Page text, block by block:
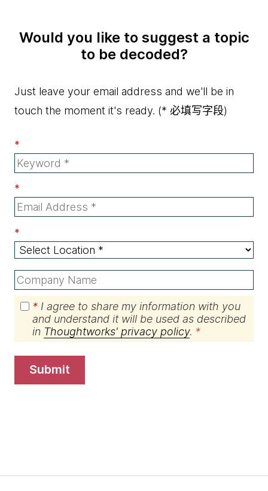
Would you like to suggest a topic
to be decoded?
Just leave your email address and we'll be in
touch the moment it's ready. (* 必填写字段)
*
*
*
* I agree to share my information with you
and understand it will be used as described
in Thoughtworks' privacy policy.
submit